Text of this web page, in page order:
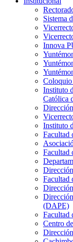
Sistema
Innova
Instituto
Católica
Instituto
Facultad
Facultad
Facultad
(DAPE)
Facultad
Centro